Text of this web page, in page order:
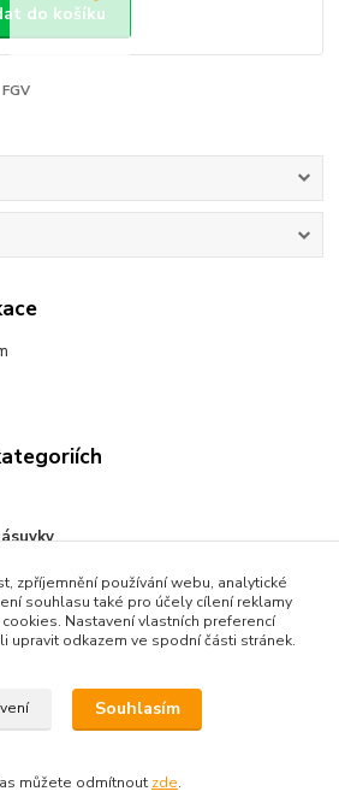
do košíku
FGV
sběr cookies.
zpříjemnění používání webu, analytické
souhlasu také pro účely cílení reklamy
Nastavení vlastních preferencí
upravit odkazem ve spodní části stránek.
Souhlasím
můžete odmítnout zde.